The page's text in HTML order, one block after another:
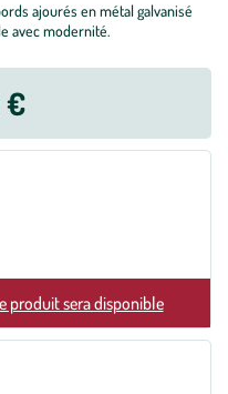
ajourés en métal galvanisé
avec modernité.
€
produit sera disponible